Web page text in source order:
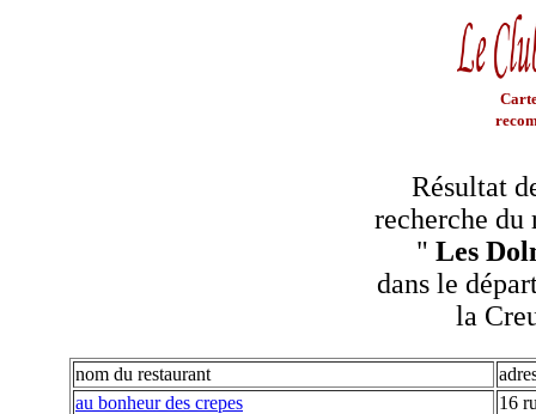
Résultat
recherche du
" Les
dans le
la
nom du restaurant
au bonheur des crepes
16